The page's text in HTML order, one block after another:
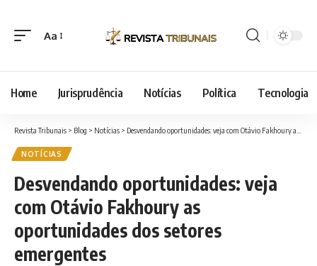
Font
Aa
Home Jurisprudência Notícias Política Tecnologia
Revista Tribunais > Blog > Notícias > Desvendando oportunidades: veja com Otávio Fakhoury as oportunidades dos setores emergentes
NOTÍCIAS
Desvendando oportunidades: veja
com Otávio Fakhoury as
oportunidades dos setores
emergentes